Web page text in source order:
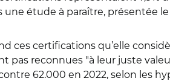
une étude à paraître, présentée
ces certifications qu’elle
pas reconnues "à leur juste
62.000 en 2022, selon les